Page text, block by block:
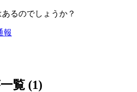
るのでしょうか？
報
覧 (1)